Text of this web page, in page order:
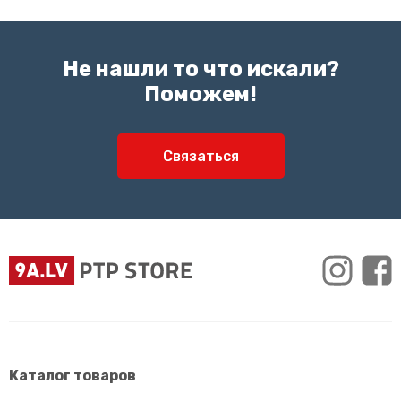
Не нашли то что искали?
Поможем!
Связаться
Каталог товаров